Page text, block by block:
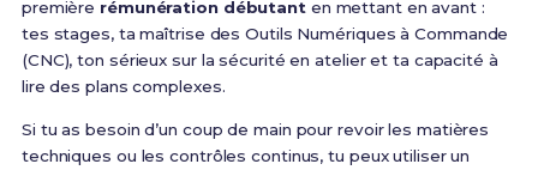
première rémunération débutanten mettant en avant :
tes stages, ta maîtrise des Outils Numériques à Commande
(CNC), ton sérieux sur la sécurité en atelier et ta capacité à
lire des plans complexes.
Si tu as besoin d’un coup de main pour revoir les matières
techniques ou les contrôles continus, tu peux utiliser un